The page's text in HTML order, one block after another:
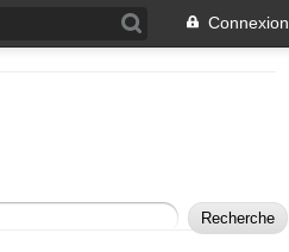
Connexion